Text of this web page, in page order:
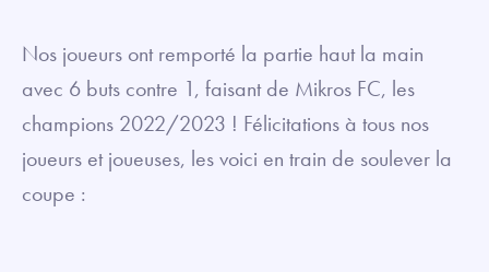
Nos joueurs ont remporté la partie haut la main
avec 6 buts contre 1, faisant de Mikros FC, les
champions 2022/2023 ! Félicitations à tous nos
joueurs et joueuses, les voici en train de soulever la
coupe :